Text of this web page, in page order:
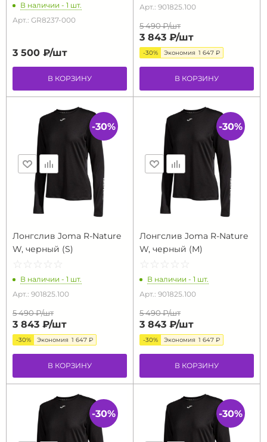
В наличии - 1 шт.
Арт.: GR8237-000
3 500 ₽/шт
В КОРЗИНУ
Арт.: 901825.100
5 490 ₽/шт
3 843 ₽/шт
-30% Экономия 1 647 ₽
В КОРЗИНУ
Лонгслив Joma R-Nature
W, черный (S)
☆ ☆ ☆ ☆ ☆
★ ★ ★ ★ ★
В наличии - 1 шт.
Арт.: 901825.100
5 490 ₽/шт
3 843 ₽/шт
-30% Экономия 1 647 ₽
В КОРЗИНУ
-30%
Лонгслив Joma R-Nature
W, черный (M)
☆ ☆ ☆ ☆ ☆
★ ★ ★ ★ ★
В наличии - 1 шт.
Арт.: 901825.100
5 490 ₽/шт
3 843 ₽/шт
-30% Экономия 1 647 ₽
В КОРЗИНУ
-30%
-30% -30%